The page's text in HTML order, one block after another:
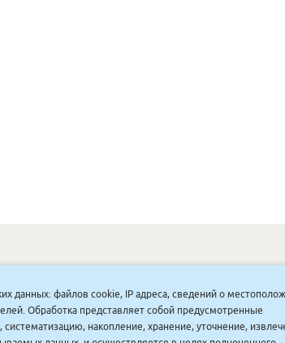
ЮРИДИЧЕСКАЙ ВАКАНСИЯЛАР |
данных: файлов cookie, IP адреса, сведений о
Обработка представляет собой предусмотренные
накопление, хранение, уточнение,